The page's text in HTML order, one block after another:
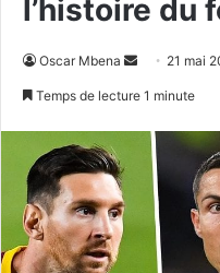
l’histoire du
Oscar Mbena
Envoyer21 mai
Temps de lecture 1 minute